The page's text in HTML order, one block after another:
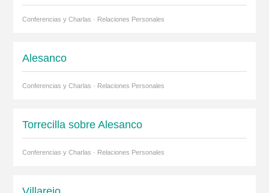
Conferencias y Charlas · Relaciones Personales
Alesanco
Conferencias y Charlas · Relaciones Personales
Torrecilla sobre Alesanco
Conferencias y Charlas · Relaciones Personales